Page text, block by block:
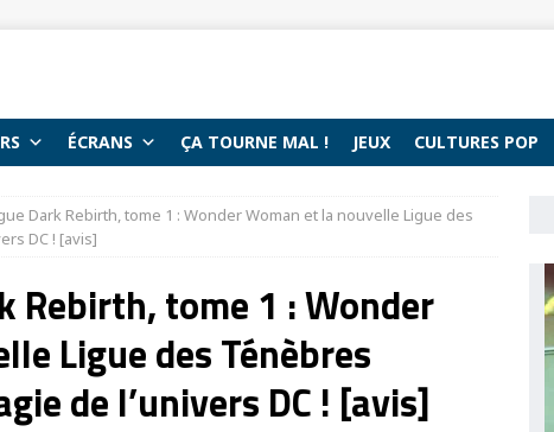
ÉCRANS ÇA TOURNE MAL ! JEUX CULTURES POP
Dark Rebirth, tome 1 : Wonder Woman et la nouvelle Ligue des
DC ! [avis]
Rebirth, tome 1 : Wonder
Ligue des Ténèbres
de l’univers DC ! [avis]